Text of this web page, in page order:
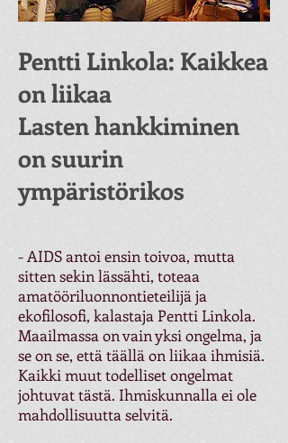
Pentti Linkola: Kaikkea
on liikaa
Lasten hankkiminen
on suurin
ympäristörikos
- AIDS antoi ensin toivoa, mutta
sitten sekin lässähti, toteaa
amatööriluonnontieteilijä ja
ekofilosofi, kalastaja Pentti Linkola.
Maailmassa on vain yksi ongelma, ja
se on se, että täällä on liikaa ihmisiä.
Kaikki muut todelliset ongelmat
johtuvat tästä. Ihmiskunnalla ei ole
mahdollisuutta selvitä.